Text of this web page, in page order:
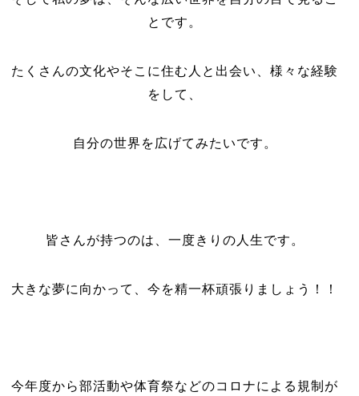
とです。
たくさんの文化やそこに住む人と出会い、様々な経験
をして、
自分の世界を広げてみたいです。
皆さんが持つのは、一度きりの人生です。
大きな夢に向かって、今を精一杯頑張りましょう！！
今年度から部活動や体育祭などのコロナによる規制が